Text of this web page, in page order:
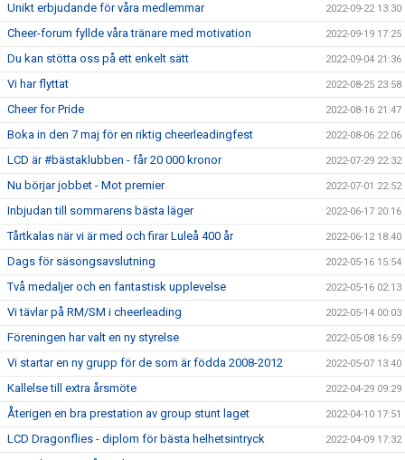
Unikt erbjudande för våra medlemmar 2022-09-22 13:30
Cheer-forum fyllde våra tränare med motivation 2022-09-19 17:25
Du kan stötta oss på ett enkelt sätt 2022-09-04 21:36
Vi har flyttat 2022-08-25 23:58
Cheer for Pride 2022-08-16 21:47
Boka in den 7 maj för en riktig cheerleadingfest 2022-08-06 22:06
LCD är #bästaklubben - får 20 000 kronor 2022-07-29 22:32
Nu börjar jobbet - Mot premier 2022-07-01 22:52
Inbjudan till sommarens bästa läger 2022-06-17 20:16
Tårtkalas när vi är med och firar Luleå 400 år 2022-06-12 18:40
Dags för säsongsavslutning 2022-05-16 15:54
Två medaljer och en fantastisk upplevelse 2022-05-16 02:13
Vi tävlar på RM/SM i cheerleading 2022-05-14 00:03
Föreningen har valt en ny styrelse 2022-05-08 16:59
Vi startar en ny grupp för de som är födda 2008-2012 2022-05-07 13:40
Kallelse till extra årsmöte 2022-04-29 09:29
Återigen en bra prestation av group stunt laget 2022-04-10 17:51
LCD Dragonflies - diplom för bästa helhetsintryck 2022-04-09 17:32